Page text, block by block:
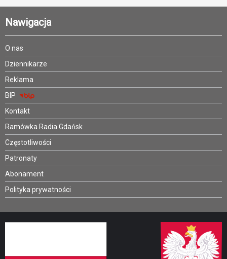
Nawigacja
O nas
Dziennikarze
Reklama
BIP
Kontakt
Ramówka Radia Gdańsk
Częstotliwości
Patronaty
Abonament
Polityka prywatności